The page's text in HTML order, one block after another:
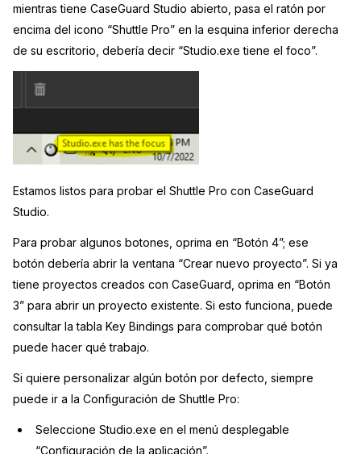
mientras tiene CaseGuard Studio abierto, pasa el ratón por
encima del icono “Shuttle Pro” en la esquina inferior derecha
de su escritorio, debería decir “Studio.exe tiene el foco”.
Estamos listos para probar el Shuttle Pro con CaseGuard
Studio.
Para probar algunos botones, oprima en “Botón 4”; ese
botón debería abrir la ventana “Crear nuevo proyecto”. Si ya
tiene proyectos creados con CaseGuard, oprima en “Botón
3” para abrir un proyecto existente. Si esto funciona, puede
consultar la tabla Key Bindings para comprobar qué botón
puede hacer qué trabajo.
Si quiere personalizar algún botón por defecto, siempre
puede ir a la Configuración de Shuttle Pro:
Seleccione Studio.exe en el menú desplegable
“Configuración de la aplicación”.